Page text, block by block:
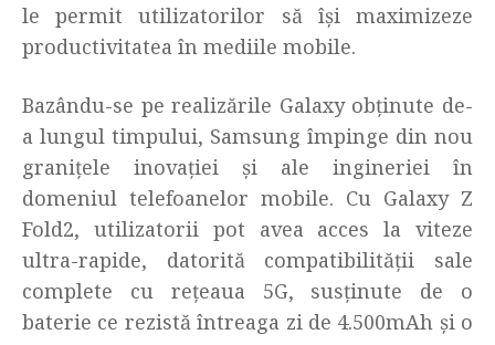
le permit utilizatorilor să își maximizeze
productivitatea în mediile mobile.
Bazându-se pe realizările Galaxy obținute de-
a lungul timpului, Samsung împinge din nou
granițele inovației și ale ingineriei în
domeniul telefoanelor mobile. Cu Galaxy Z
Fold2, utilizatorii pot avea acces la viteze
ultra-rapide, datorită compatibilității sale
complete cu rețeaua 5G, susținute de o
baterie ce rezistă întreaga zi de 4.500mAh și o